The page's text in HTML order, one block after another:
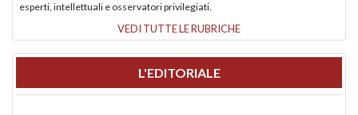
esperti, intellettuali e osservatori privilegiati.
VEDI TUTTE LE RUBRICHE
L'EDITORIALE